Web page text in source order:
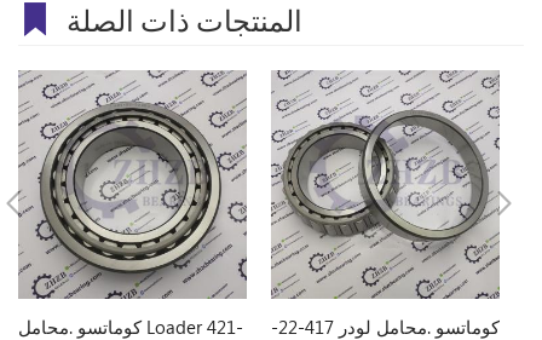
المنتجات ذات الصلة
كوماتسو .محامل Loader 421-
كوماتسو .محامل لودر 417-22-